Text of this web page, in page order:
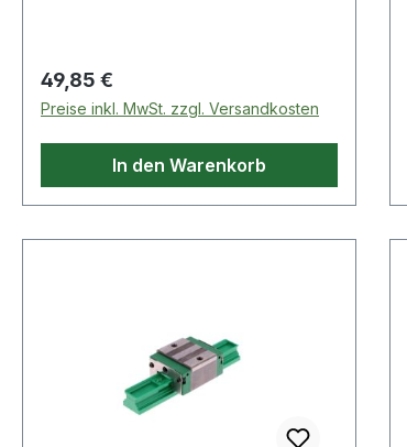
Schiene der Arbeitsplatte stellen,
ohne Absturzgefahr, auch
während der Bewegung des
Wagens. Robuste
Regulärer Preis:
49,85 €
Preise inkl. MwSt. zzgl. Versandkosten
In den Warenkorb